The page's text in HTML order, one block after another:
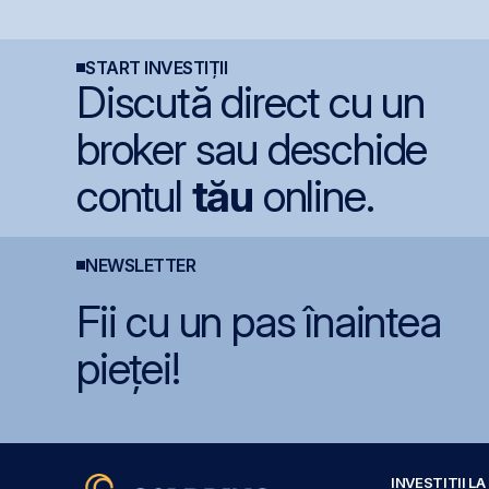
START INVESTIȚII
Discută direct cu un
broker sau deschide
contul tău online.
NEWSLETTER
Fii cu un pas înaintea
pieței!
INVESTIȚII LA